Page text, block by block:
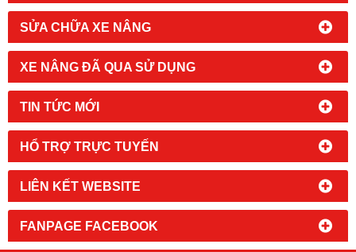
SỬA CHỮA XE NÂNG
XE NÂNG ĐÃ QUA SỬ DỤNG
TIN TỨC MỚI
HỔ TRỢ TRỰC TUYẾN
LIÊN KẾT WEBSITE
FANPAGE FACEBOOK